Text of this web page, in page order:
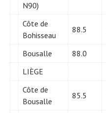
N90)
Côte de
Bohisseau
88.5
Bousalle 88.0
LIÈGE
Côte de
Bousalle
85.5